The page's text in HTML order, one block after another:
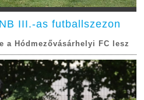
III.-as futballszezon
a Hódmezővásárhelyi FC lesz